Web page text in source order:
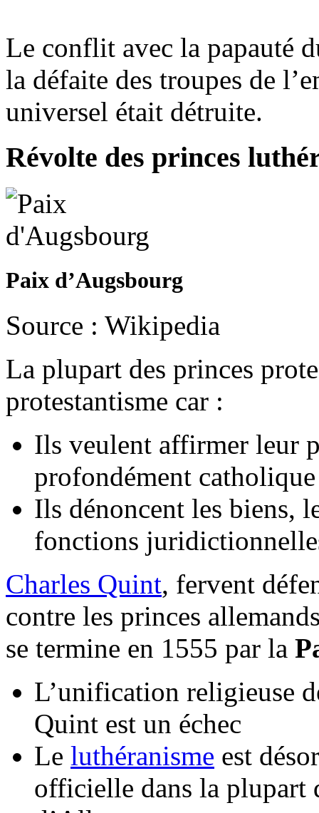
Le conflit avec la papauté
la défaite des troupes de
universel était détruite.
Révolte des princes
Paix d’Augsbourg
Source : Wikipedia
La plupart des princes
protestantisme car :
Ils veulent affirmer leur
profondément catholique
Ils dénoncent les biens,
fonctions
Charles Quint, fervent
contre les princes
se termine en 1555 par la
L’unification religieuse
Quint est un échec
Le luthéranisme est
officielle dans la plupart